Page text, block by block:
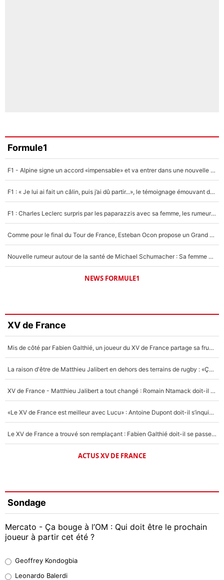
Formule1
F1 - Alpine signe un accord «impensable» et va entrer dans une nouvelle dimension : Grande nouvelle pour Pierre Gasly !
F1 : « Je lui ai fait un câlin, puis j’ai dû partir...», le témoignage émouvant de Max Verstappen sur sa fille
F1 : Charles Leclerc surpris par les paparazzis avec sa femme, les rumeurs étaient vraies !
Comme pour le final du Tour de France, Esteban Ocon propose un Grand Prix de Formule 1 à Paris : «Autour de l’Arc de Triomphe, ce serait génial» !
Nouvelle rumeur autour de la santé de Michael Schumacher : Sa femme Corinna sort du silence
NEWS FORMULE1
XV de France
Mis de côté par Fabien Galthié, un joueur du XV de France partage sa frustration : «ils ne me l’ont pas dit tout de suite»
La raison d'être de Matthieu Jalibert en dehors des terrains de rugby : «Ça m'atteint autant que si tu touches à un membre de ma famille»
XV de France - Matthieu Jalibert a tout changé : Romain Ntamack doit-il s’inquiéter pour sa place à un an de la Coupe du monde ?
«Le XV de France est meilleur avec Lucu» : Antoine Dupont doit-il s’inquiéter pour sa place ?
Le XV de France a trouvé son remplaçant : Fabien Galthié doit-il se passer d'Antoine Dupont ?
ACTUS XV DE FRANCE
Sondage
Mercato - Ça bouge à l’OM : Qui doit être le prochain
joueur à partir cet été ?
38%
Geoffrey Kondogbia
Leonardo Balerdi